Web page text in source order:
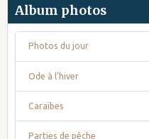
Album photos
Photos du jour
Ode à l'hiver
Caraïbes
Parties de pêche